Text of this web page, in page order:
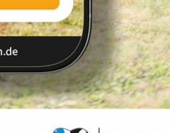
Bekämpfung
Pflanzenarten
Tipps um